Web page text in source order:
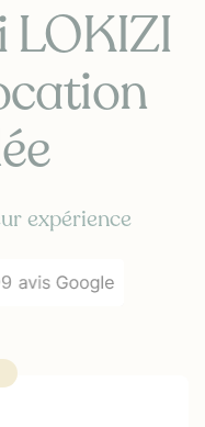
LOKIZI
expérience